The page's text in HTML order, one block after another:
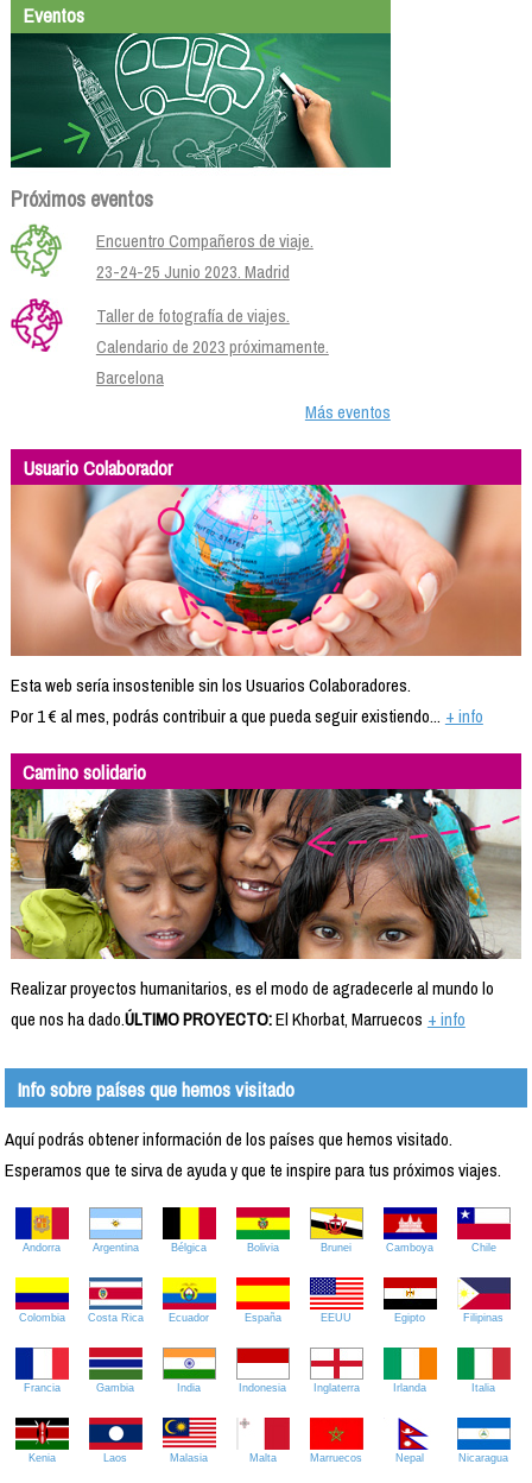
Eventos
Próximos eventos
Encuentro Compañeros de viaje.
23-24-25 Junio 2023. Madrid
Taller de fotografía de viajes.
Calendario de 2023 próximamente.
Barcelona
Más eventos
Usuario Colaborador
Esta web sería insostenible sin los Usuarios Colaboradores.
Por 1 € al mes, podrás contribuir a que pueda seguir existiendo... + info
Camino solidario
Realizar proyectos humanitarios, es el modo de agradecerle al mundo lo
que nos ha dado.ÚLTIMO PROYECTO:El Khorbat, Marruecos + info
Info sobre países que hemos visitado
Aquí podrás obtener información de los países que hemos visitado.
Esperamos que te sirva de ayuda y que te inspire para tus próximos viajes.
Andorra Argentina Bélgica Bolivia Brunei Camboya Chile
Colombia Costa Rica Ecuador España EEUU Egipto Filipinas
Francia Gambia India Indonesia Inglaterra Irlanda Italia
Kenia Laos Malasia Malta Marruecos Nepal Nicaragua